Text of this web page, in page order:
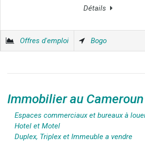
Détails
Offres d'emploi Bogo
Immobilier au Cameroun
Espaces commerciaux et bureaux à
Hotel et Motel
Duplex, Triplex et Immeuble a vendre